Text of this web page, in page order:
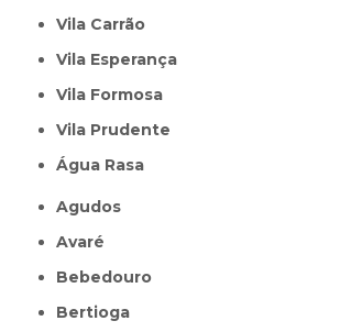
Vila Carrão
Vila Esperança
Vila Formosa
Vila Prudente
Água Rasa
Agudos
Avaré
Bebedouro
Bertioga